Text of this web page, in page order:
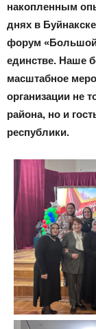
накопленным
днях в
форум «Большой
единстве. Наше
масштабное
организации не
района, но и
республики.